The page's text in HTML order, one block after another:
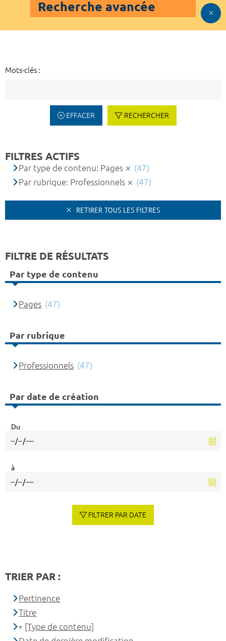
Recherche avancée
Mots-clés :
EFFACER RECHERCHER
FILTRES ACTIFS
Par type de contenu: Pages
(47)
Par rubrique: Professionnels
(47)
RETIRER TOUS LES FILTRES
FILTRE DE RÉSULTATS
Par type de contenu
Pages (47)
Par rubrique
Professionnels (47)
Par date de création
Du
à
FILTRER PAR DATE
TRIER PAR :
Pertinence
Titre
[Type de contenu]